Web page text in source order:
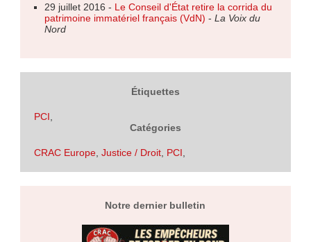
29 juillet 2016 - Le Conseil d'État retire la corrida du
patrimoine immatériel français (VdN) - La Voix du
Nord
Étiquettes
PCI
Catégories
CRAC Europe, Justice / Droit, PCI
Notre dernier bulletin